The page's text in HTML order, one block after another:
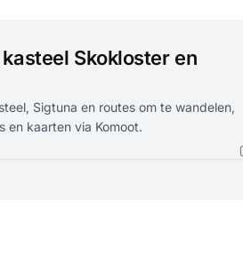
Skokloster en
Sigtuna en routes om te wandelen,
en kaarten via Komoot.